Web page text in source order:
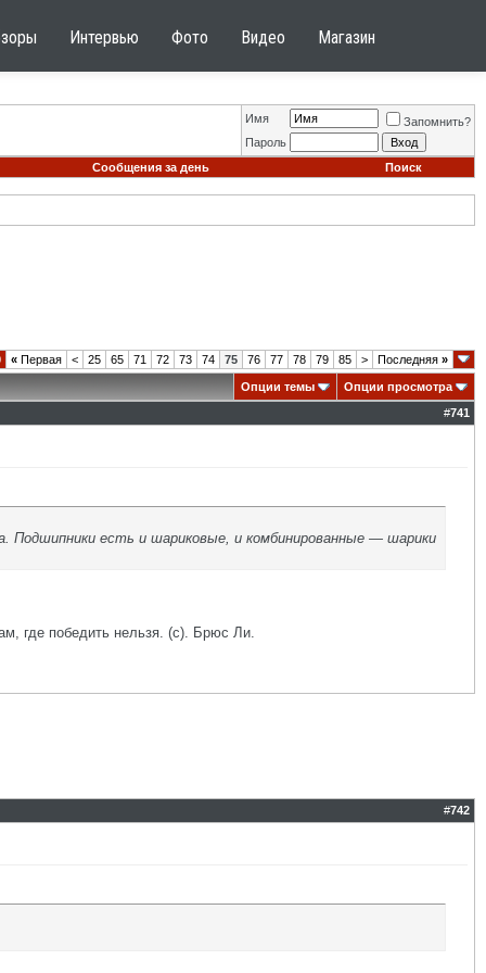
Интервью Фото Видео Магазин
Имя
Запомнить?
Пароль
Сообщения за день Поиск
« Первая < 25 65 71 72 73 74 75 76 77 78 79 85 > Последняя »
Опции темы
Опции просмотра
#741
Подшипники есть и шариковые, и комбинированные — шарики
где победить нельзя. (с). Брюс Ли.
#742